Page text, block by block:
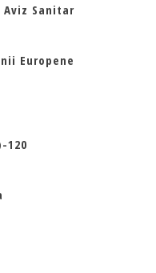
Sanitar
Europene
120